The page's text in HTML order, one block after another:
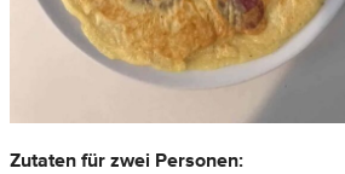
Zutaten für zwei Personen: